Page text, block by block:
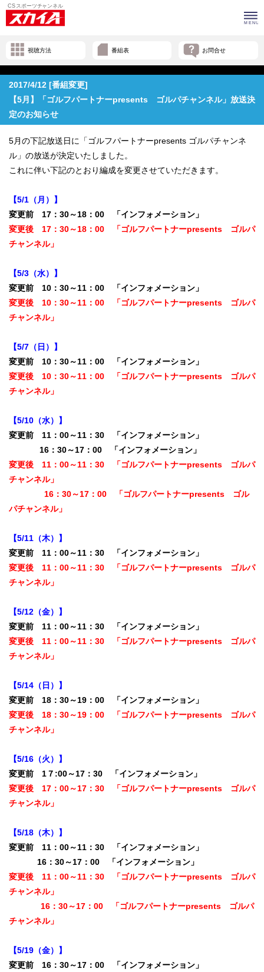
視聴方法 番組表 お問合せ
2017/4/12 [番組変更]
【5月】「ゴルフパートナーpresents ゴルパチャンネル」放送決
定のお知らせ
5月の下記放送日に「ゴルフパートナーpresents ゴルパチャンネ
ル」の放送が決定いたしました。
これに伴い下記のとおり編成を変更させていただきます。
【5/1（月）】
変更前 17：30～18：00 「インフォメーション」
変更後 17：30～18：00 「ゴルフパートナーpresents ゴルパ
チャンネル」
【5/3（水）】
変更前 10：30～11：00 「インフォメーション」
変更後 10：30～11：00 「ゴルフパートナーpresents ゴルパ
チャンネル」
【5/7（日）】
変更前 10：30～11：00 「インフォメーション」
変更後 10：30～11：00 「ゴルフパートナーpresents ゴルパ
チャンネル」
【5/10（水）】
変更前 11：00～11：30 「インフォメーション」
16：30～17：00 「インフォメーション」
変更後 11：00～11：30 「ゴルフパートナーpresents ゴルパ
チャンネル」
16：30～17：00 「ゴルフパートナーpresents ゴル
パチャンネル」
【5/11（木）】
変更前 11：00～11：30 「インフォメーション」
変更後 11：00～11：30 「ゴルフパートナーpresents ゴルパ
チャンネル」
【5/12（金）】
変更前 11：00～11：30 「インフォメーション」
変更後 11：00～11：30 「ゴルフパートナーpresents ゴルパ
チャンネル」
【5/14（日）】
変更前 18：30～19：00 「インフォメーション」
変更後 18：30～19：00 「ゴルフパートナーpresents ゴルパ
チャンネル」
【5/16（火）】
変更前 1７:00～17：30 「インフォメーション」
変更後 17：00～17：30 「ゴルフパートナーpresents ゴルパ
チャンネル」
【5/18（木）】
変更前 11：00～11：30 「インフォメーション」
16：30～17：00 「インフォメーション」
変更後 11：00～11：30 「ゴルフパートナーpresents ゴルパ
チャンネル」
16：30～17：00 「ゴルフパートナーpresents ゴルパ
チャンネル」
【5/19（金）】
変更前 16：30～17：00 「インフォメーション」